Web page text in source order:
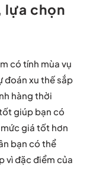
lựa chọn
có tính mùa vụ
đoán xu thế sắp
hàng thời
giúp bạn có
giá tốt hơn
bạn có thể
vì đặc điểm của